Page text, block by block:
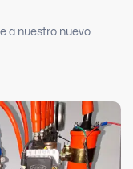
a nuestro nuevo